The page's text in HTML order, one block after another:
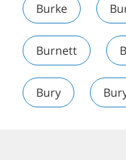
Burke
Burnett
Bury